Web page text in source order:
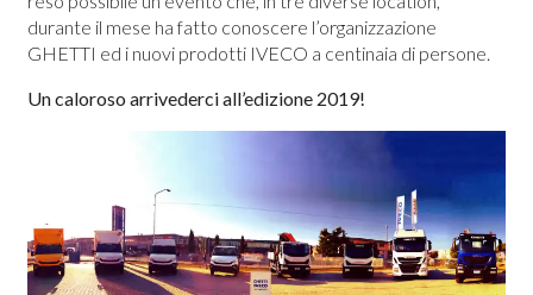
durante il mese ha fatto conoscere l’organizzazione
GHETTI ed i nuovi prodotti IVECO a centinaia di persone.
Un caloroso arrivederci all’edizione 2019!